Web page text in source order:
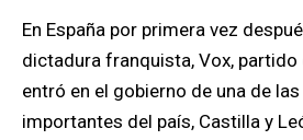
En España por primera vez después de la caída de la
dictadura franquista, Vox, partido
entró en el gobierno de una de
importantes del país, Castilla y